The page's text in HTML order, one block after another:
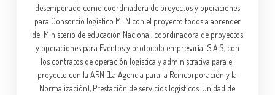
desempeñado como coordinadora de proyectos y operaciones
para Consorcio logístico MEN con el proyecto todos a aprender
del Ministerio de educación Nacional, coordinadora de proyectos
y operaciones para Eventos y protocolo empresarial S.A.S, con
los contratos de operación logística y administrativa para el
proyecto con la ARN (La Agencia para la Reincorporación y la
Normalización), Prestación de servicios logísticos. Unidad de